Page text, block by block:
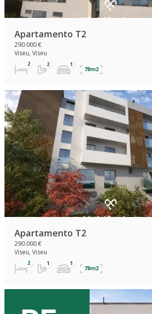
Apartamento T2
290.000 €
Viseu, Viseu
78m2
Apartamento T2
290.000 €
Viseu, Viseu
78m2